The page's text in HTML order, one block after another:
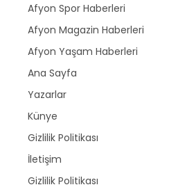
Afyon Spor Haberleri
Afyon Magazin Haberleri
Afyon Yaşam Haberleri
Ana Sayfa
Yazarlar
Künye
Gizlilik Politikası
İletişim
Gizlilik Politikası